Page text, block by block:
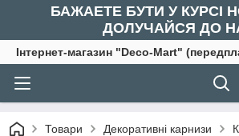
БАЖАЕТЕ БУТИ У КУРСІ
ДОЛУЧАЙСЯ ДО
Інтернет-магазин "Deco-Mart"
Товари Декоративні карнизи